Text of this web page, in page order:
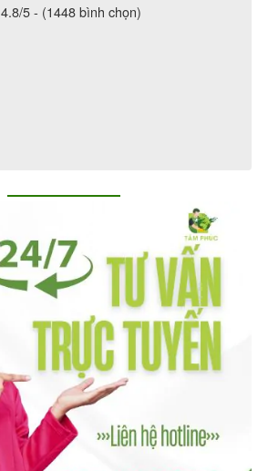
4.8/5 - (1448 bình chọn)